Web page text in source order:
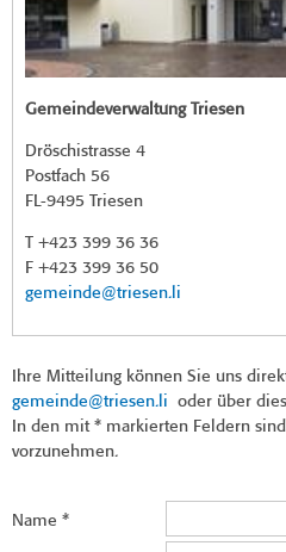
Gemeindeverwaltung Triesen
Dröschistrasse 4
Postfach 56
FL-9495 Triesen
T +423 399 36 36
F +423 399 36 50
gemeinde@triesen.li
Ihre Mitteilung können Sie uns
gemeinde@triesen.li oder über
In den mit * markierten Feldern
vorzunehmen.
Name *